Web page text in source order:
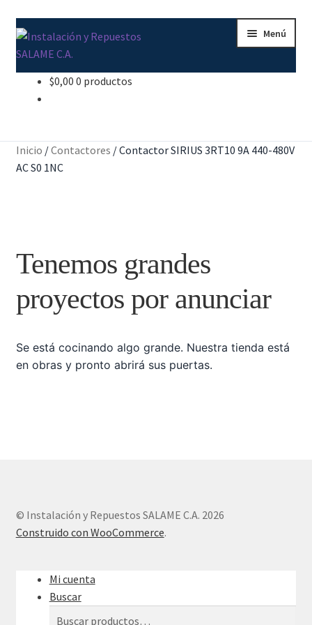
Ir
a
la
navegación
Ir
al
contenido
Menú
Contacto
Mi cuenta
Nosotros
Sample Page
$0,00 0 productos
Inicio /Contactores /Contactor SIRIUS 3RT10 9A 440-480V
AC S0 1NC
Tenemos grandes
proyectos por anunciar
Se está cocinando algo grande. Nuestra tienda está
en obras y pronto abrirá sus puertas.
© Instalación y Repuestos SALAME C.A. 2026
Construido con WooCommerce.
Mi cuenta
Buscar